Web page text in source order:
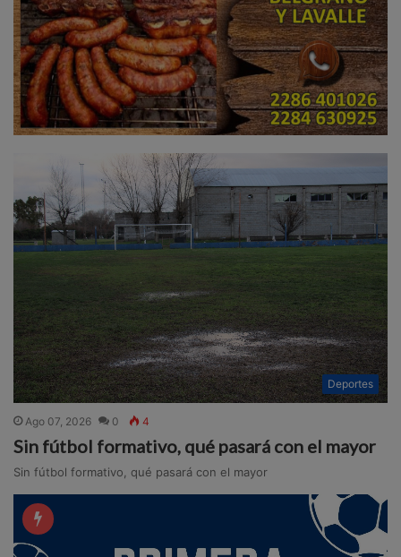
Deportes
Ago 07, 2026 0 4
Sin fútbol formativo, qué pasará con el mayor
Sin fútbol formativo, qué pasará con el mayor